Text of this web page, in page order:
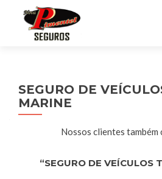
SEGURO DE
MARINE
Nossos clientes também
“SEGURO DE VEÍCULOS